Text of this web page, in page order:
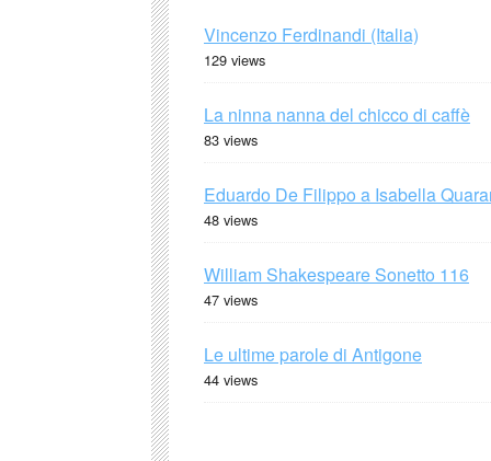
Vincenzo Ferdinandi (Italia)
129 views
La ninna nanna del chicco di caffè
83 views
Eduardo De Filippo a Isabella
48 views
William Shakespeare Sonetto 116
47 views
Le ultime parole di Antigone
44 views